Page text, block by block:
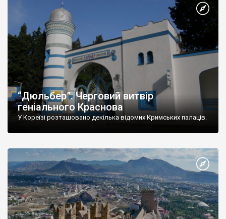
“Дюльбер”. Черговий витвір
геніального Краснова
У Кореїзі розташовано декілька відомих Кримських палаців.